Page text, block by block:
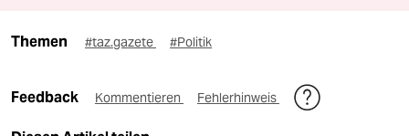
Themen #taz.gazete #Politik
Feedback Kommentieren Fehlerhinweis